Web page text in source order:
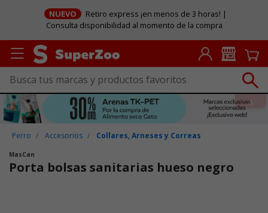
NUEVO
Retiro express ¡en menos de 3 horas! |
Consulta disponibilidad al momento de la compra
Perro Accesorios Collares, Arneses y Correas
MasCan
Porta bolsas sanitarias hueso negro